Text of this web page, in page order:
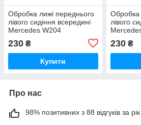
Обробка лижі переднього
лівого сидіння всередині
Mercedes W204
230 ₴
Купити
Обробка
лівого
230₴
Про нас
98% позитивних з 88 відгуків за рік